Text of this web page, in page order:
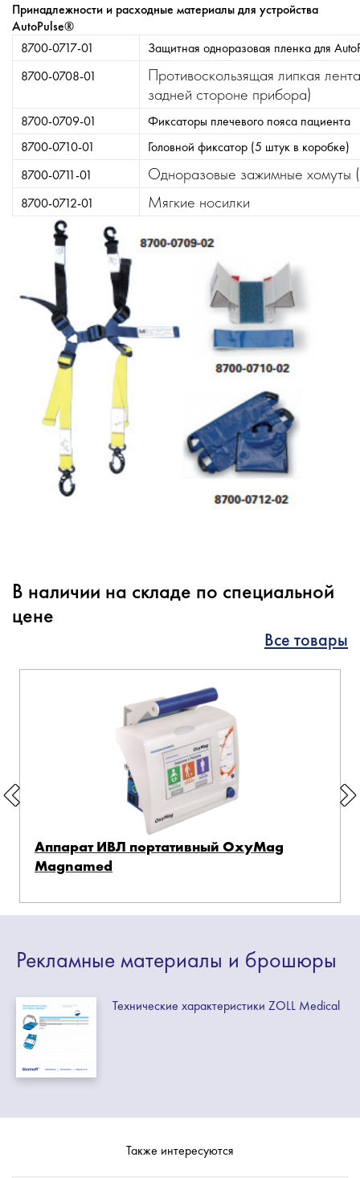
Принадлежности и расходные материалы для устройства
AutoPulse®
8700-0717-01
Защитная одноразовая пленка для
8700-0708-01
Противоскользящая липкая
задней стороне прибора)
8700-0709-01
Фиксаторы плечевого пояса пациента
8700-0710-01
Головной фиксатор (5 штук в коробке)
8700-0711-01
Одноразовые зажимные хомуты
8700-0712-01 Мягкие носилки
В наличии на складе по специальной
цене
Все товары
Аппарат ИВЛ портативный OxyMag
Magnamed
Рекламные материалы и брошюры
Технические характеристики ZOLL Medical
Также интересуются